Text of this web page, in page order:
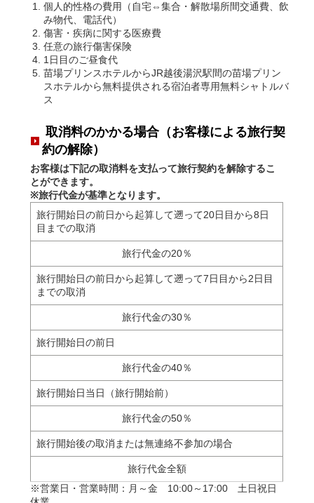
個人的性格の費用（自宅⇔集合・解散場所間交通費、飲
み物代、電話代）
傷害・疾病に関する医療費
任意の旅行傷害保険
1日目のご昼食代
苗場プリンスホテルからJR越後湯沢駅間の苗場プリン
スホテルから無料提供される宿泊者専用無料シャトルバ
ス
取消料のかかる場合（お客様による旅行契
約の解除）
お客様は下記の取消料を支払って旅行契約を解除するこ
とができます。
※旅行代金が基準となります。
旅行開始日の前日から起算して遡って20日目から8日
目までの取消
旅行代金の20％
旅行開始日の前日から起算して遡って7日目から2日目
までの取消
旅行代金の30％
旅行開始日の前日
旅行代金の40％
旅行開始日当日（旅行開始前）
旅行代金の50％
旅行開始後の取消または無連絡不参加の場合
旅行代金全額
※営業日・営業時間：月～金 10:00～17:00 土日祝日